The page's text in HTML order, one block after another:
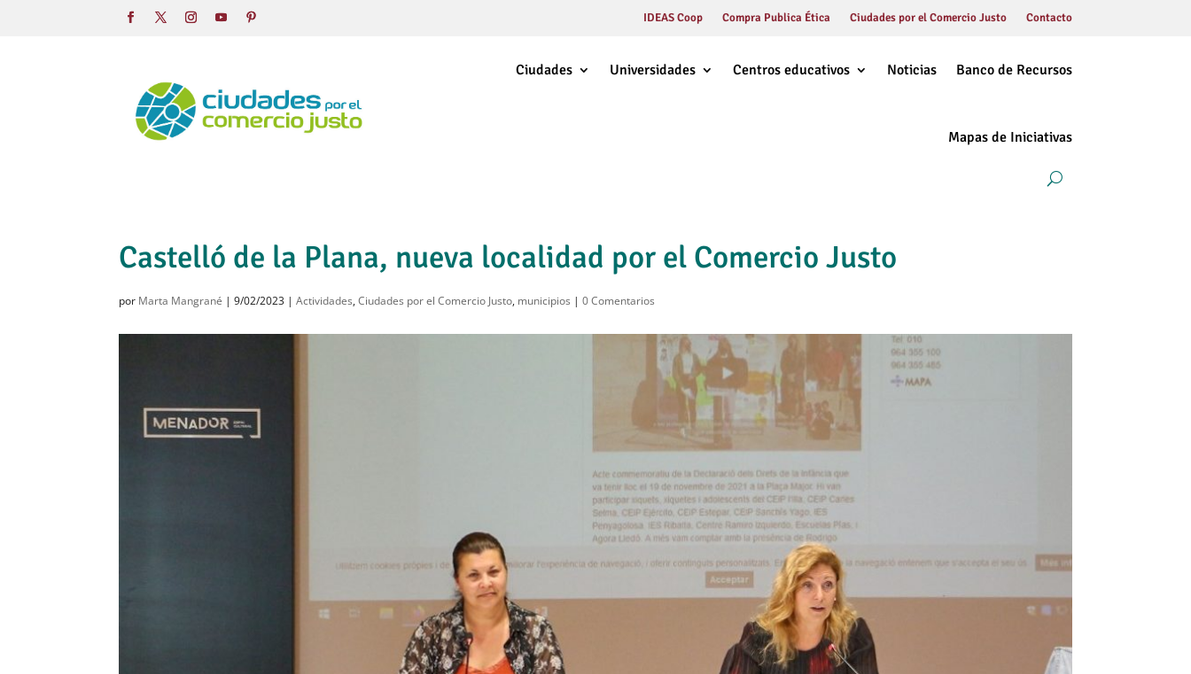
IDEAS Coop Compra Publica Ética Ciudades por el Comercio Justo Contacto
Ciudades Universidades Centros educativos Noticias Banco de Recursos
Mapas de Iniciativas
Castelló de la Plana, nueva localidad por el Comercio Justo
por Marta Mangrané |9/02/2023 |Actividades,Ciudades por el Comercio Justo, municipios |0 Comentarios